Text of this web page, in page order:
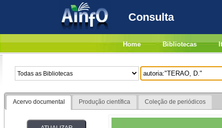
Consulta
Home Bibliotecas
Acervo documental Produção científica Coleção de periódicos